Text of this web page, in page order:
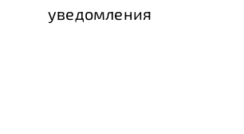
уведомления